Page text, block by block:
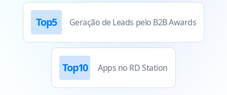
Top5 Geração de Leads pelo B2B Awards
Top10 Apps no RD Station